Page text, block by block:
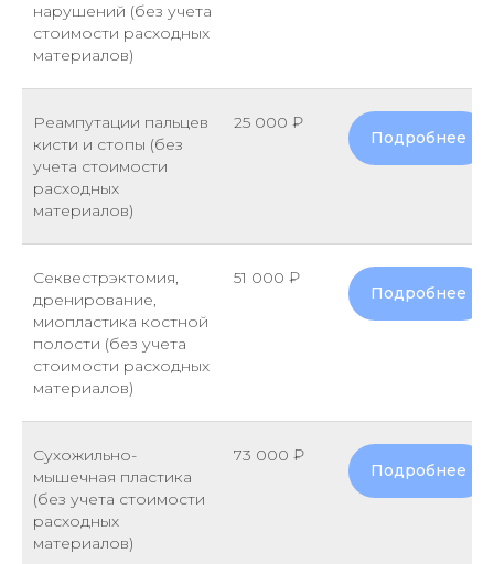
нарушений (без учета
стоимости расходных
материалов)
Реампутации пальцев
кисти и стопы (без
учета стоимости
расходных
материалов)
25 000 ₽
Подробнее
Секвестрэктомия,
дренирование,
миопластика костной
полости (без учета
стоимости расходных
материалов)
51 000 ₽
Подробнее
Сухожильно-
мышечная пластика
(без учета стоимости
расходных
материалов)
73 000 ₽
Подробнее